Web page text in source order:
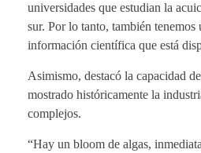
universidades que estudian la
sur. Por lo tanto, también tenemos
información científica que está
Asimismo, destacó la capacidad
mostrado históricamente la
complejos.
“Hay un bloom de algas,